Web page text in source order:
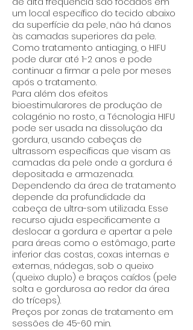
um local específico do tecido abaixo
da superfície da pele, não há danos
às camadas superiores da pele.
Como tratamento antiaging, o HIFU
pode durar até 1-2 anos e pode
continuar a firmar a pele por meses
após o tratamento.
Para além dos efeitos
bioestimularores de produção de
colagénio no rosto, a Técnologia HIFU
pode ser usada na dissolução da
gordura, usando cabeças de
ultrassom específicas que visam as
camadas da pele onde a gordura é
depositada e armazenada.
Dependendo da área de tratamento
depende da profundidade da
cabeça de ultra-som utilizada. Esse
recurso ajuda especificamente a
deslocar a gordura e apertar a pele
para áreas como o estômago, parte
inferior das costas, coxas internas e
externas, nádegas, sob o queixo
(queixo duplo) e braços caídos (pele
solta e gordurosa ao redor da área
do tríceps).
Preços por zonas de tratamento em
sessões de 45-60 min.